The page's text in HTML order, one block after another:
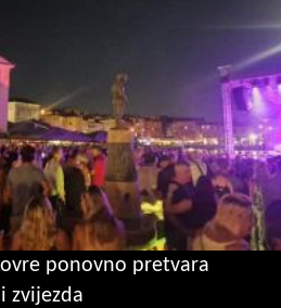
ponovno pretvara
zvijezda